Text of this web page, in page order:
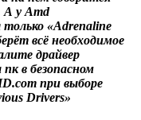
А у Amd
только «Adrenaline
всё необходимое
драйвер
в безопасном
при выборе
Drivers»